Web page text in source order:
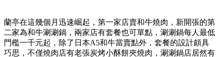
蘭亭在這幾個月迅速崛起，第一家店賣和牛燒肉，新開張的第
二家為和牛涮涮鍋，兩家店有套餐也可單點，涮涮鍋每人最低
門檻一千元起，除了日本A5和牛當賣點外，套餐的設計頗具
巧思，不僅燒肉店有老張炭烤小酥餅夾燒肉，涮涮鍋店居然有